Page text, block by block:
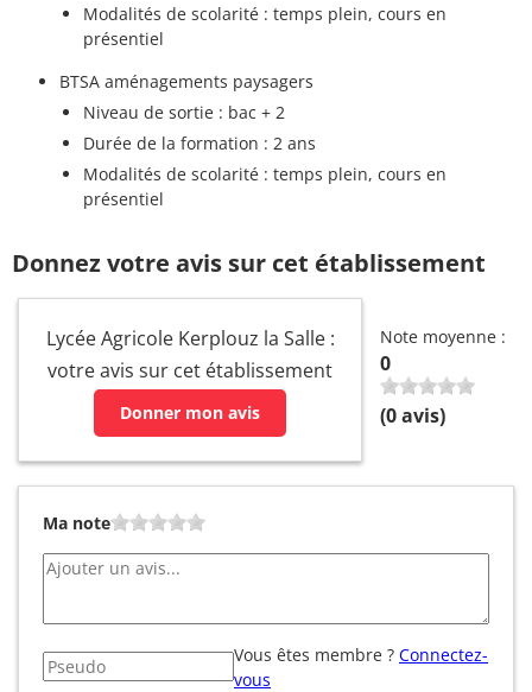
Modalités de scolarité : temps plein, cours en
présentiel
BTSA aménagements paysagers
Niveau de sortie : bac + 2
Durée de la formation : 2 ans
Modalités de scolarité : temps plein, cours en
présentiel
Donnez votre avis sur cet établissement
Lycée Agricole Kerplouz la Salle :
votre avis sur cet établissement
Donner mon avis
Note moyenne :
0
(0avis)
Ma note
Vous êtes membre ? Connectez-
vous